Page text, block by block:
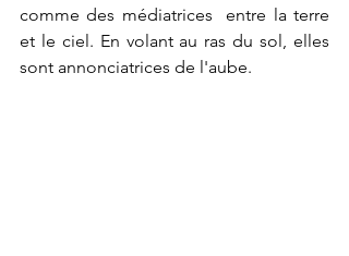
comme des médiatrices  entre la terre
et le ciel. En volant au ras du sol, elles
sont annonciatrices de l'aube.